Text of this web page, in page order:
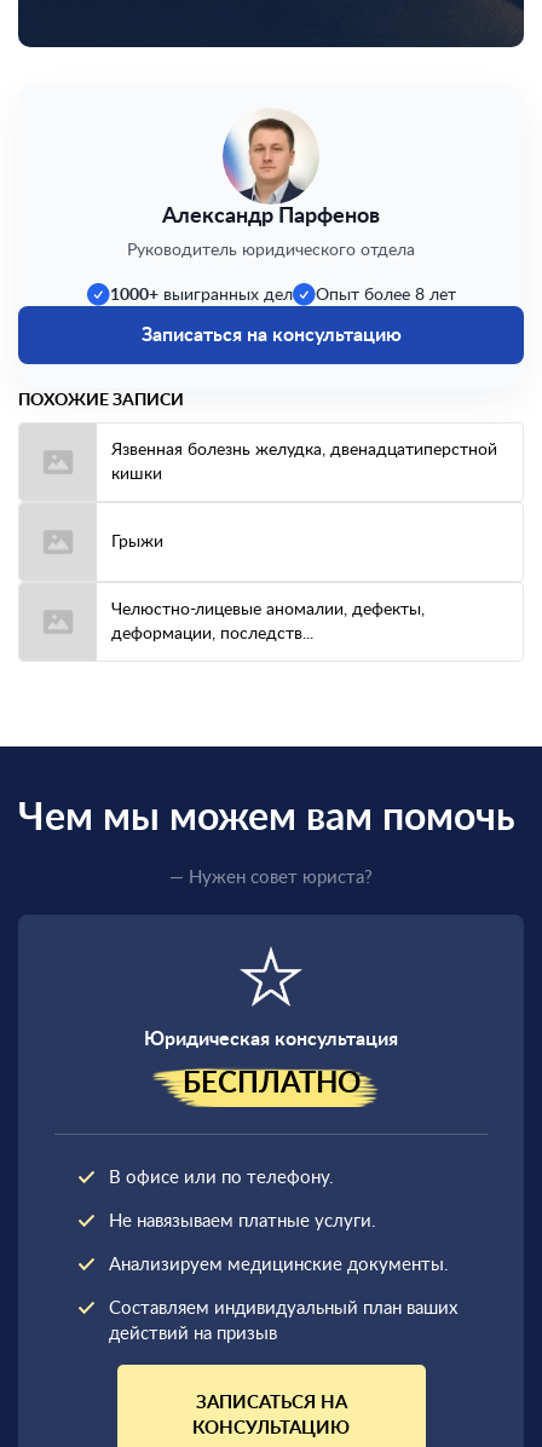
Александр Парфенов
Руководитель юридического отдела
1000+выигранных дел Опыт более 8 лет
Записаться на консультацию
ПОХОЖИЕ ЗАПИСИ
Язвенная болезнь желудка, двенадцатиперстной
кишки
Грыжи
Челюстно-лицевые аномалии, дефекты,
деформации, последств...
Чем мы можем вам помочь
— Нужен совет юриста?
Юридическая консультация
БЕСПЛАТНО
В офисе или по телефону.
Не навязываем платные услуги.
Анализируем медицинские документы.
Составляем индивидуальный план ваших
действий на призыв
ЗАПИСАТЬСЯ НА
КОНСУЛЬТАЦИЮ